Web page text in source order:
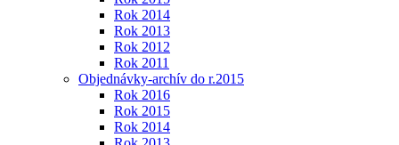
Rok 2014
Rok 2013
Rok 2012
Rok 2011
Objednávky-archív do r.2015
Rok 2016
Rok 2015
Rok 2014